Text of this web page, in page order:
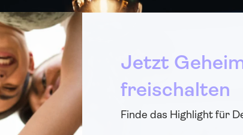
Jetzt
freischalten
Finde das Highlight für